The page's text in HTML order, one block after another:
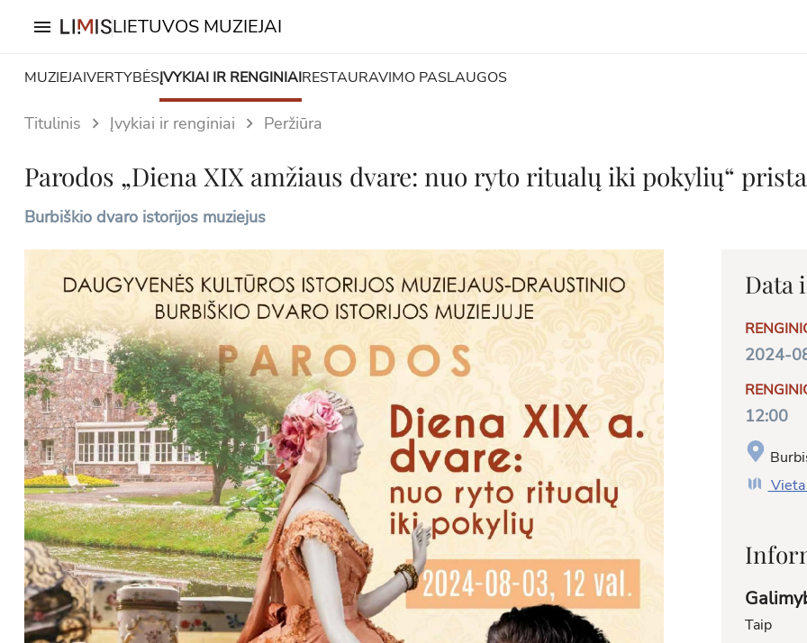
menu LIETUVOS MUZIEJAI
MUZIEJAIVERTYBĖSĮVYKIAI IR RENGINIAIRESTAURAVIMO PASLAUGOS
Titulinis Įvykiai ir renginiai Peržiūra
Parodos „Diena XIX amžiaus dvare: nuo ryto ritualų iki pokylių“
Burbiškio dvaro istorijos muziejus
Data
2024-
12:00
Taip